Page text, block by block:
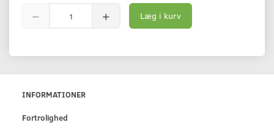
Læg i kurv
INFORMATIONER
Fortrolighed